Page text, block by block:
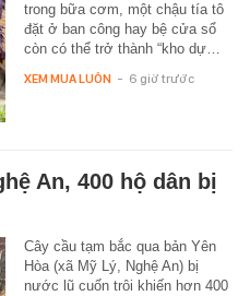
trong bữa cơm, một chậu tía tô
đặt ở ban công hay bệ cửa sổ
còn có thể trở thành “kho dự…
XEM MUA LUÔN - 6 giờ trước
An, 400 hộ dân bị
Cây cầu tạm bắc qua bản Yên
Hòa (xã Mỹ Lý, Nghệ An) bị
nước lũ cuốn trôi khiến hơn 400